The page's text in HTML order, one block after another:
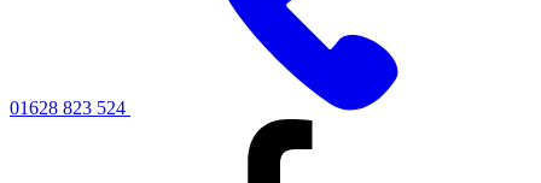
01628 823 524